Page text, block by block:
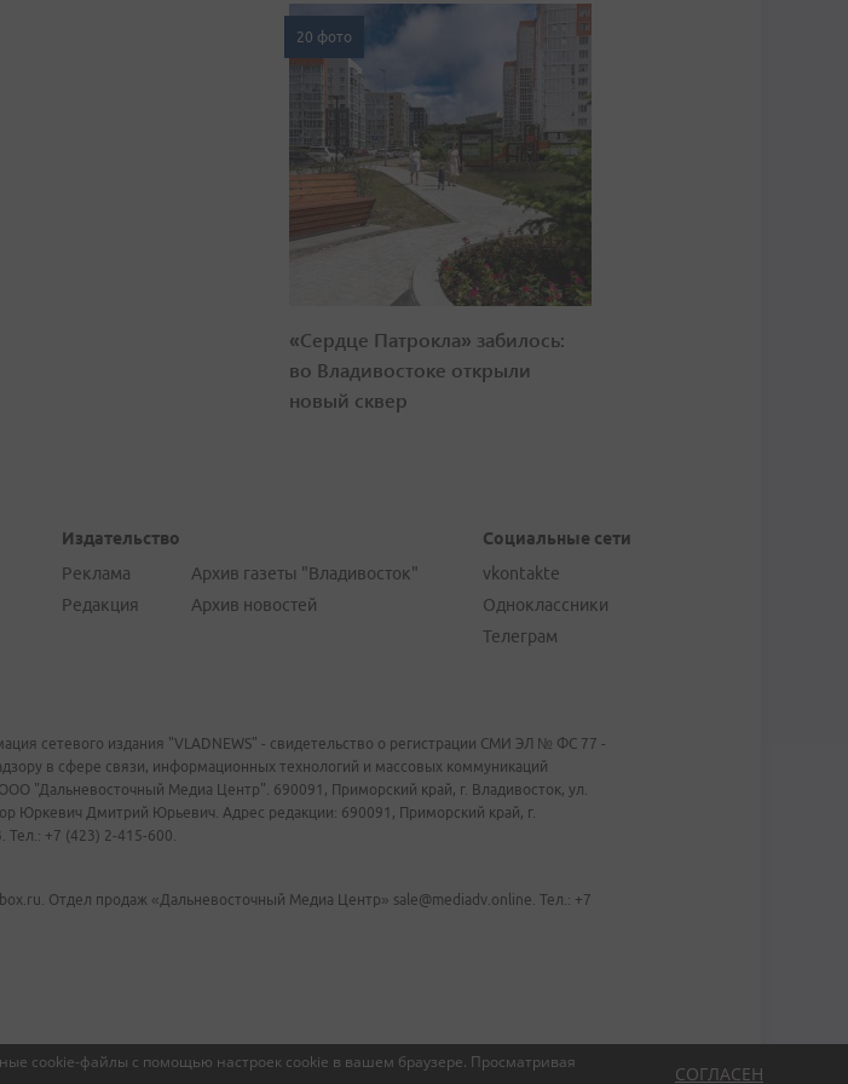
cookie-файлы с помощью настроек cookie в вашем браузере. Просматривая
СОГЛАСЕН
20 фото
«Сердце Патрокла» забилось:
во Владивостоке открыли
новый сквер
Издательство
Реклама
Редакция
Архив газеты "Владивосток"
Архив новостей
Социальные сети
vkontakte
Одноклассники
Телеграм
сетевого издания "VLADNEWS" - свидетельство о регистрации СМИ ЭЛ № ФС 77 -
в сфере связи, информационных технологий и массовых коммуникаций
"Дальневосточный Медиа Центр". 690091, Приморский край, г. Владивосток, ул.
Юркевич Дмитрий Юрьевич. Адрес редакции: 690091, Приморский край, г.
Тел.: +7 (423) 2-415-600.
Отдел продаж «Дальневосточный Медиа Центр» sale@mediadv.online. Тел.: +7